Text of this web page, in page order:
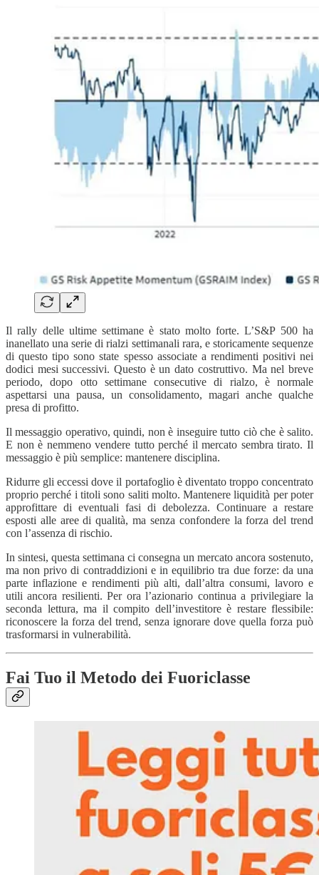
Il rally delle ultime settimane è stato molto forte. L’S&P 500 ha
inanellato una serie di rialzi settimanali rara, e storicamente sequenze
di questo tipo sono state spesso associate a rendimenti positivi nei
dodici mesi successivi. Questo è un dato costruttivo. Ma nel breve
periodo, dopo otto settimane consecutive di rialzo, è normale
aspettarsi una pausa, un consolidamento, magari anche qualche
presa di profitto.
Il messaggio operativo, quindi, non è inseguire tutto ciò che è salito.
E non è nemmeno vendere tutto perché il mercato sembra tirato. Il
messaggio è più semplice: mantenere disciplina.
Ridurre gli eccessi dove il portafoglio è diventato troppo concentrato
proprio perché i titoli sono saliti molto. Mantenere liquidità per poter
approfittare di eventuali fasi di debolezza. Continuare a restare
esposti alle aree di qualità, ma senza confondere la forza del trend
con l’assenza di rischio.
In sintesi, questa settimana ci consegna un mercato ancora sostenuto,
ma non privo di contraddizioni e in equilibrio tra due forze: da una
parte inflazione e rendimenti più alti, dall’altra consumi, lavoro e
utili ancora resilienti. Per ora l’azionario continua a privilegiare la
seconda lettura, ma il compito dell’investitore è restare flessibile:
riconoscere la forza del trend, senza ignorare dove quella forza può
trasformarsi in vulnerabilità.
Fai Tuo il Metodo dei Fuoriclasse